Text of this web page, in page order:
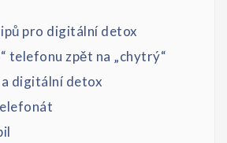
pro digitální detox
telefonu zpět na „chytrý“
digitální detox